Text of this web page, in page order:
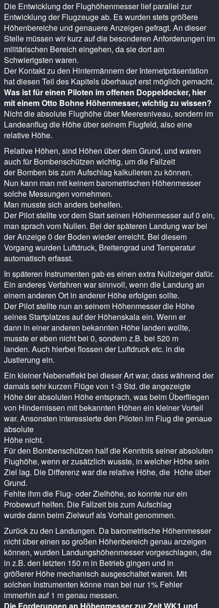
Die Entwicklung der Flughöhenmesser lief parallel zur
Entwicklung der Flugzeuge ab. Es wurden stets größere
Höhenbereiche und genauere Anzeigen gefragt. An dieser
Stelle müssen wir kurz auf die besonderen Anforderungen im
militärischen Bereich eingehen, da sie dort am
Schwierigsten waren.
Der Kontakt zu den Hintermännern der Internetpräsentation
hat diesen Teil des Kapitels überhaupt erst möglich gemacht.
Was ist für einen Piloten im offenen Doppeldecker, hier
mit einem Otto Bohne Höhenmesser, wichtig zu wissen?
Nicht die absolute Flughöhe über Meeresniveau, sondern im
Landeanflug die Höhe über seinem Flugfeld, also eine
relative Höhe.
Relative Höhen, sind Höhen über dem Grund, und waren
auch für Bombenschützen wichtig, um die Fallzeit
der Bomben bis zum Aufschlag kalkulieren zu können.
Nun kann man mit keinem barometrischen Höhenmesser
solche Messungen vornehmen.
Man musste sich anders behelfen.
Der Pilot stellte vor dem Start seinen Höhenmesser auf 0 ein,
man sprach vom Nullen. Bei der späteren Landung war bei
der Anzeige 0 der Boden wieder erreicht. Bei diesem
Vorgang wurden Luftdruck, Breitengrad und Temperatur
automatisch erfasst.
In späteren Instrumenten gab es einen extra Nullzeiger dafür.
Ein anderes Verfahren war sinnvoll, wenn die Landung an
einem anderen Ort in anderer Höhe erfolgen sollte.
Der Pilot stellte nun an seinem Höhenmesser die Höhe
seines Startplatzes auf der Höhenskala ein. Wenn er
dann in einer anderen bekannten Höhe landen wollte,
musste er eben nicht bei 0, sondern z.B. bei 520 m
landen. Auch hierbei flossen der Luftdruck etc. in die
Justierung ein.
Ein kleiner Nebeneffekt bei dieser Art war, dass während der
damals sehr kurzen Flüge von 1-3 Std. die angezeigte
Höhe der absoluten Höhe entsprach, was beim Überfliegen
von Hindernissen mit bekannten Höhen ein kleiner Vorteil
war. Ansonsten interessierte den Piloten im Flug die genaue
absolute
Höhe nicht.
Für den Bombenschützen half die Kenntnis seiner absoluten
Flughöhe, wenn er zusätzlich wusste, in welcher Höhe sein
Ziel lag. Die Differenz war die relative Höhe, die Höhe über
Grund.
Fehlte ihm die Flug- oder Zielhöhe, so konnte nur ein
Probewurf helfen. Die Fallzeit bis zum Aufschlag
wurde dann beim Zielwurf als Vorhalt genommen.
Zurück zu den Landungen. Da barometrische Höhenmesser
nicht über einen so großen Höhenbereich genau anzeigen
können, wurden Landungshöhenmesser vorgeschlagen, die
in z.B. den letzten 150 m in Betrieb gingen und in
größerer Höhe mechanisch ausgeschaltet waren. Mit
solchen Instrumenten könne man bei nur 1% Fehler
immerhin auf 1 m genau messen.